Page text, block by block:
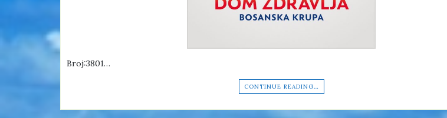
Broj:3801…
CONTINUE READING…